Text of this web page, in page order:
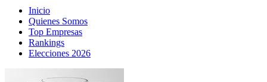
Inicio
Quienes Somos
Top Empresas
Rankings
Elecciones 2026